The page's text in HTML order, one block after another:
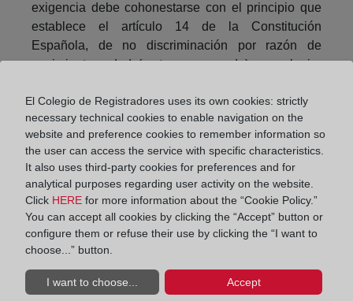
exigencia debe cohonestarse con el principio que
establece el artículo 14 de la Constitución
Española, de no discriminación por razón de
nacimiento, edad (corta o avanzada) o cualquier
Por este motivo -señala la DGRN), si bien la
apreciación de la integración en España puede
como regla general basarse en la superación de
unas pruebas de conocimiento del idioma español
y de la Constitución, cultura y sociedad españolas,
ese sistema de acreditación de la misma no puede
ser idéntico para todas las personas sin excepción
alguna, por cuanto dejaría fuera del acceso a la
adquisición de la nacionalidad a las que, por su
escaso nivel cultural, o bien por sus limitaciones
El Colegio de Registradores uses its own cookies: strictly
necessary technical cookies to enable navigation on the
website and preference cookies to remember information so
the user can access the service with specific characteristics.
It also uses third-party cookies for preferences and for
analytical purposes regarding user activity on the website.
Click HERE for more information about the “Cookie Policy.”
You can accept all cookies by clicking the “Accept” button or
configure them or refuse their use by clicking the “I want to
choose...” button.
I want to choose... Accept